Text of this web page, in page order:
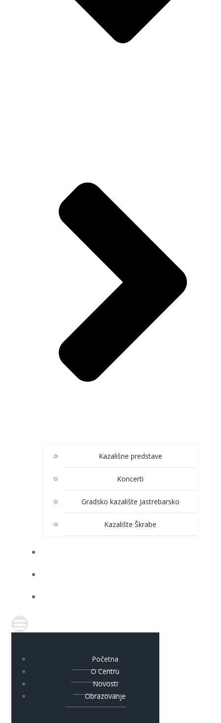
Kazališne predstave
Koncerti
Gradsko kazalište Jastrebarsko
Kazalište Škrabe
Početna
O Centru
Novosti
Obrazovanje